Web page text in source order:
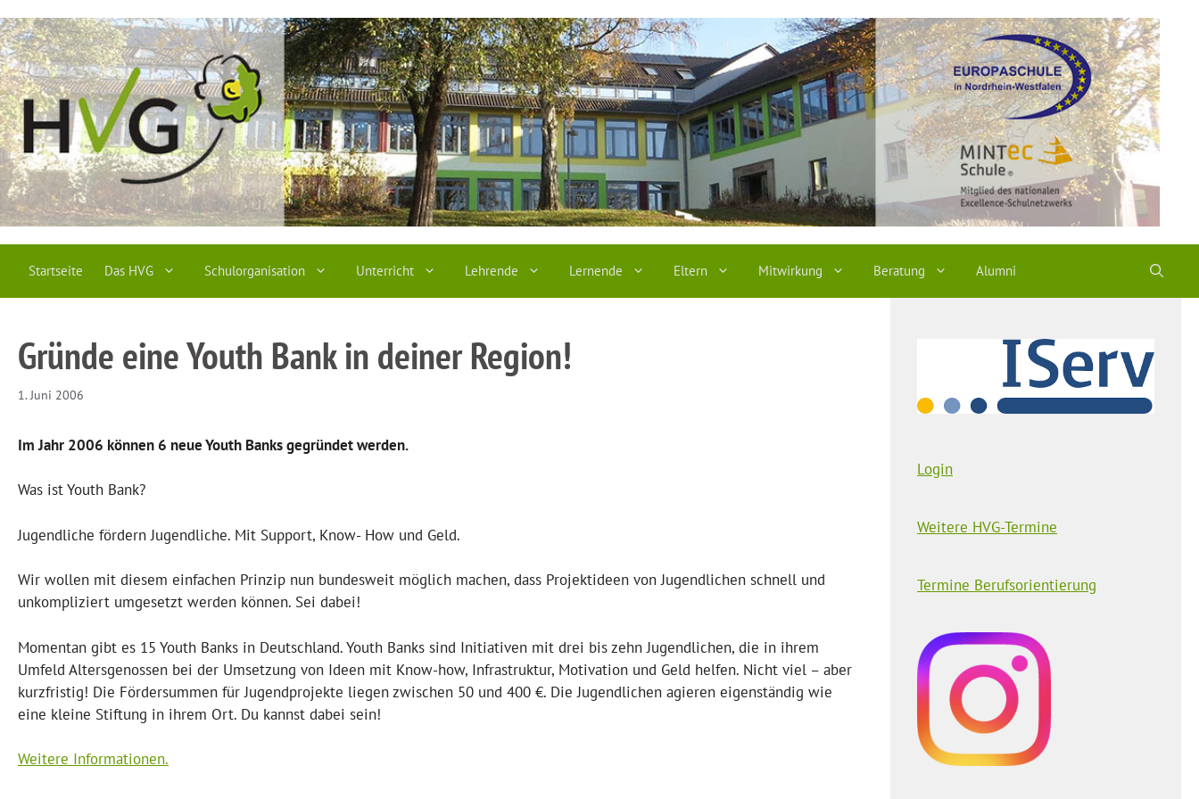
Inhalt
springen
Startseite Das HVG Schulorganisation Unterricht Lehrende Lernende Eltern Mitwirkung Beratung Alumni
Gründe eine Youth Bank in deiner Region!
1. Juni 2006
Im Jahr 2006 können 6 neue Youth Banks gegründet werden.
Was ist Youth Bank?
Jugendliche fördern Jugendliche. Mit Support, Know- How und Geld.
Wir wollen mit diesem einfachen Prinzip nun bundesweit möglich machen, dass Projektideen von Jugendlichen schnell und
unkompliziert umgesetzt werden können. Sei dabei!
Momentan gibt es 15 Youth Banks in Deutschland. Youth Banks sind Initiativen mit drei bis zehn Jugendlichen, die in ihrem
Umfeld Altersgenossen bei der Umsetzung von Ideen mit Know-how, Infrastruktur, Motivation und Geld helfen. Nicht viel – aber
kurzfristig! Die Fördersummen für Jugendprojekte liegen zwischen 50 und 400 €. Die Jugendlichen agieren eigenständig wie
eine kleine Stiftung in ihrem Ort. Du kannst dabei sein!
Weitere Informationen.
Login
Weitere HVG-Termine
Termine Berufsorientierung